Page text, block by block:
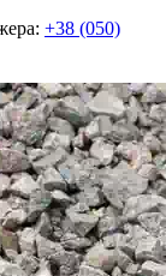
+38 (050)